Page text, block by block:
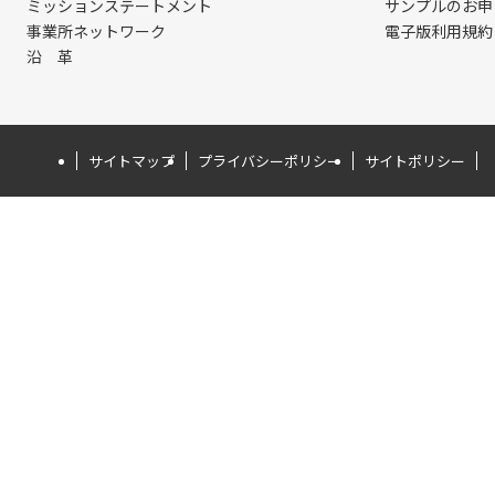
ミッションステートメント
事業所ネットワーク
沿 革
サンプルのお
電子版利用規約
サイトマップ プライバシーポリシー サイトポリシー